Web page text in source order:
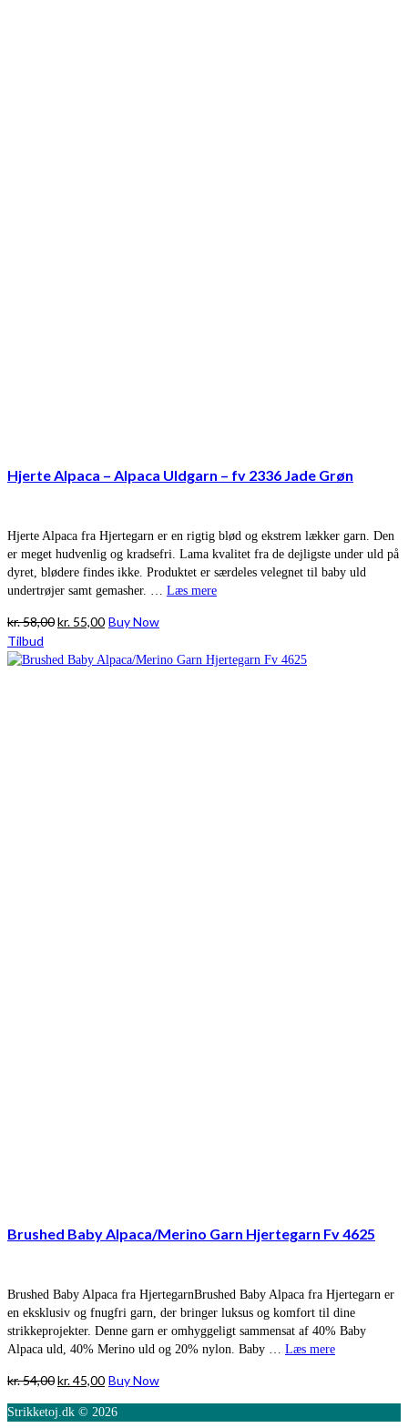
Hjerte Alpaca – Alpaca Uldgarn – fv 2336 Jade Grøn
Hjerte Alpaca fra Hjertegarn er en rigtig blød og ekstrem lækker garn. Den
er meget hudvenlig og kradsefri. Lama kvalitet fra de dejligste under uld på
dyret, blødere findes ikke. Produktet er særdeles velegnet til baby uld
undertrøjer samt gemasher. … Læs mere
kr.58,00Den
pris
kr. 55,00Den
pris
Buy Now
Tilbud
Brushed Baby Alpaca/Merino Garn Hjertegarn Fv 4625
Brushed Baby Alpaca fra HjertegarnBrushed Baby Alpaca fra Hjertegarn er
en eksklusiv og fnugfri garn, der bringer luksus og komfort til dine
strikkeprojekter. Denne garn er omhyggeligt sammensat af 40% Baby
Alpaca uld, 40% Merino uld og 20% nylon. Baby … Læs mere
kr.54,00Den
pris
kr.45,00Den
pris
Buy Now
Strikketoj.dk © 2026